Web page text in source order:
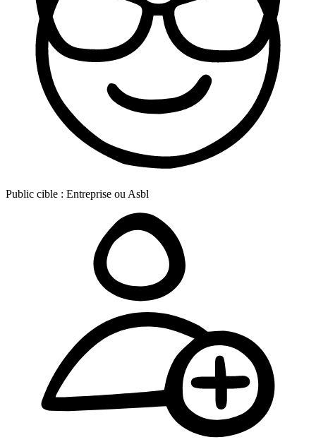
Public cible : Entreprise ou Asbl